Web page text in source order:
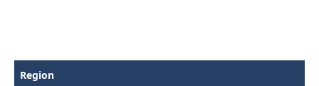
Region